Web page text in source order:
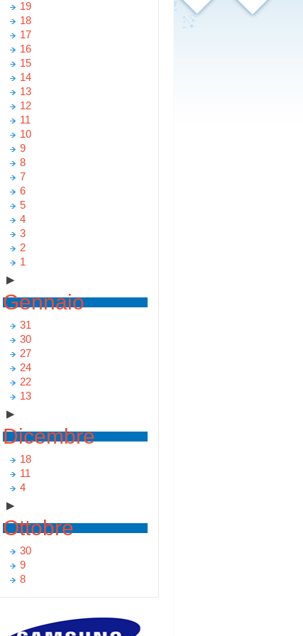
19
18
17
16
15
14
13
12
11
10
9
8
7
6
5
4
3
2
1
▶
Gennaio
31
30
27
24
22
13
▶
Dicembre
18
11
4
▶
Ottobre
30
9
8